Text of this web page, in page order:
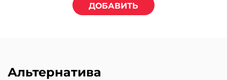
ДОБАВИТЬ
Альтернатива